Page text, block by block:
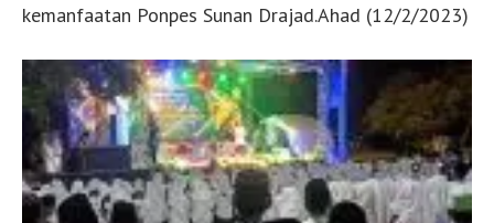
kemanfaatan Ponpes Sunan Drajad.Ahad (12/2/2023)